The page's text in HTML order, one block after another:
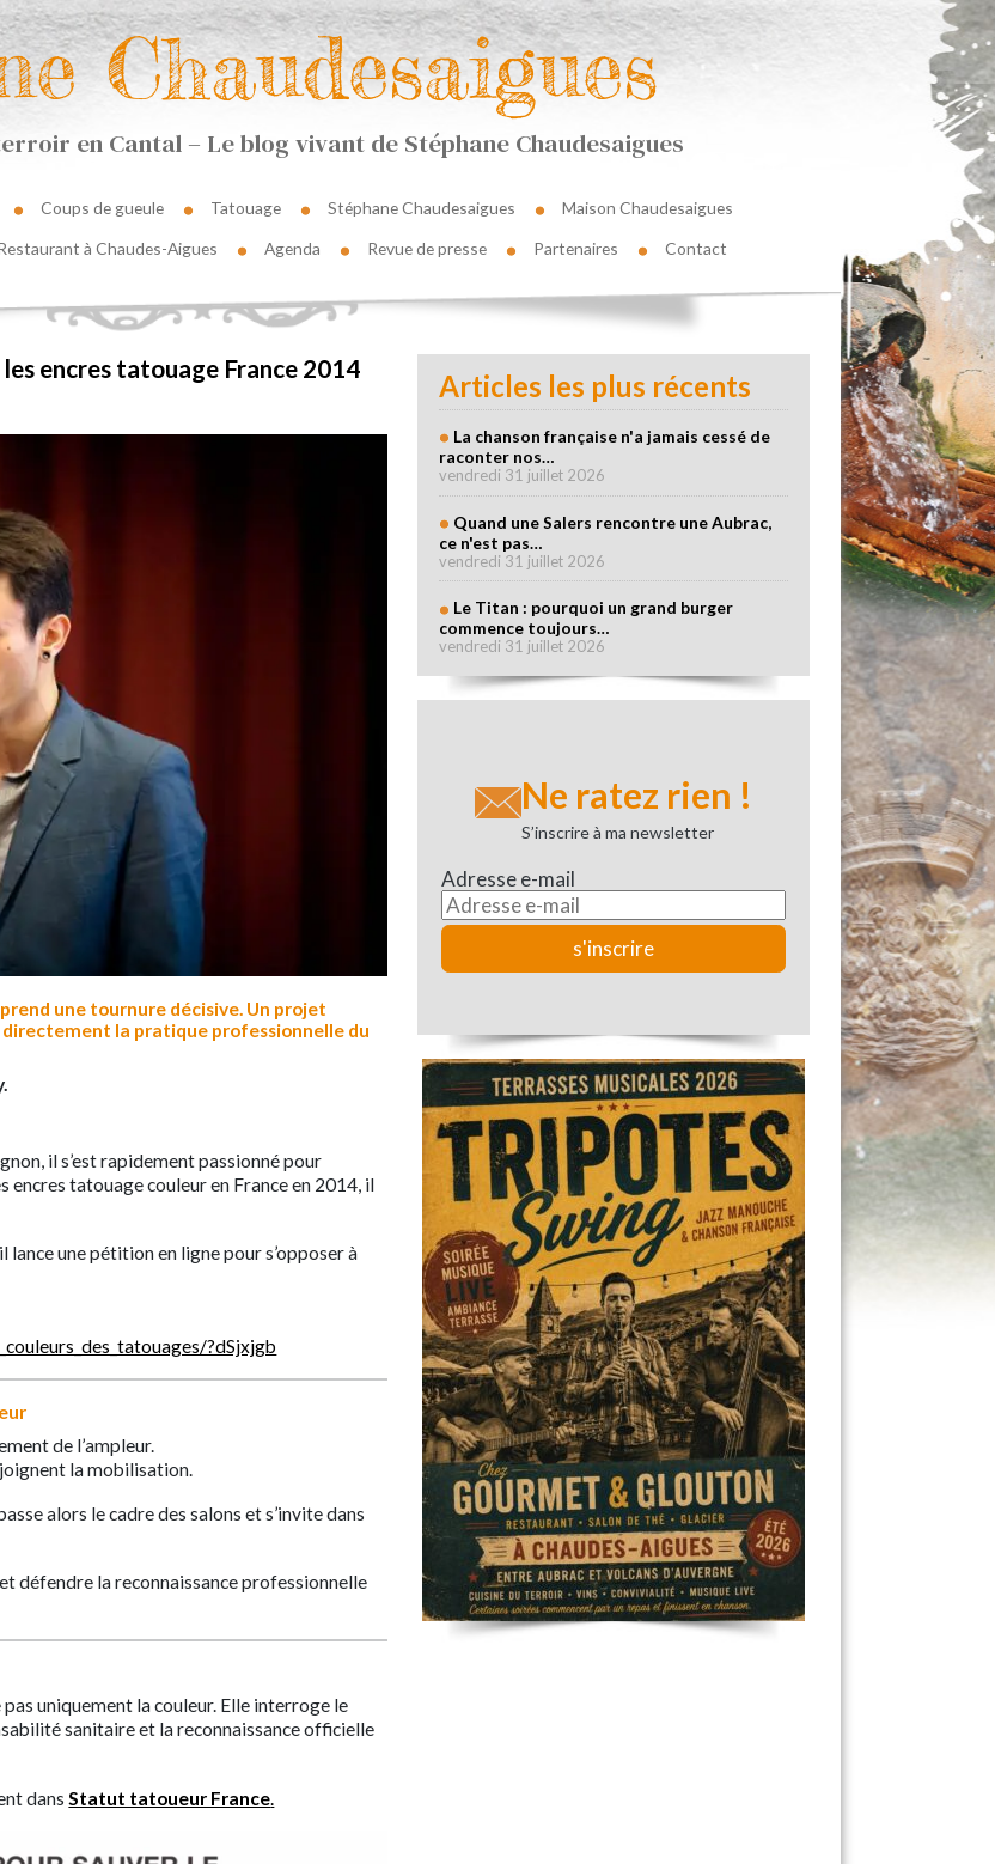
Chaudesaigues
en Cantal – Le blog vivant de Stéphane Chaudesaigues
Coups de gueule Tatouage Stéphane Chaudesaigues
Maison Chaudesaigues
à Chaudes-Aigues Agenda Revue de presse Partenaires Contact
encres tatouage France 2014
une tournure décisive. Un projet
la pratique professionnelle du
il s’est rapidement passionné pour
encres tatouage couleur en France en 2014, il
une pétition en ligne pour s’opposer à
?dSjxjgb
de l’ampleur.
la mobilisation.
alors le cadre des salons et s’invite dans
défendre la reconnaissance professionnelle
uniquement la couleur. Elle interroge le
sanitaire et la reconnaissance officielle
dansStatut tatoueur France.
Articles les plus récents
La chanson française n'a jamais cessé de
raconter nos…
vendredi 31 juillet 2026
Quand une Salers rencontre une Aubrac,
ce n'est pas…
vendredi 31 juillet 2026
Le Titan : pourquoi un grand burger
commence toujours…
vendredi 31 juillet 2026
Ne ratez rien !
S’inscrire à ma newsletter
Adresse e-mail